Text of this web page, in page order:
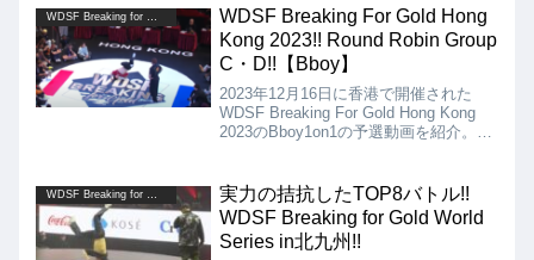
優勝しました!!
WDSF Breaking for Gold
WDSF Breaking For Gold Hong
Kong 2023!! Round Robin Group
C・D!!【Bboy】
2023年12月16日に香港で開催された
WDSF Breaking For Gold Hong Kong
2023のBboy1on1の予選動画を紹介。
Quake、Raptor。
WDSF Breaking for Gold
実力の拮抗したTOP8バトル!!
WDSF Breaking for Gold World
Series in北九州!!